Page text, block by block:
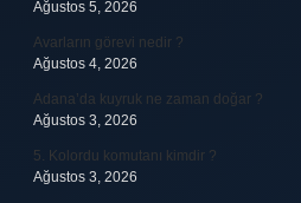
Ağustos 5, 2026
Avarların görevi nedir ?
Ağustos 4, 2026
Adana’da kuyruk ne zaman doğar ?
Ağustos 3, 2026
5. Kolordu komutanı kimdir ?
Ağustos 3, 2026